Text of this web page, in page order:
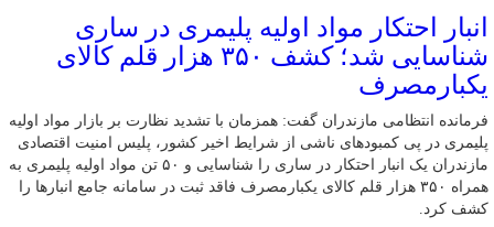
انبار احتکار مواد اولیه پلیمری در ساری
شناسایی شد؛ کشف ۳۵۰ هزار قلم کالای
یکبارمصرف
فرمانده انتظامی مازندران گفت: همزمان با تشدید نظارت بر بازار مواد اولیه
پلیمری در پی کمبودهای ناشی از شرایط اخیر کشور، پلیس امنیت اقتصادی
مازندران یک انبار احتکار در ساری را شناسایی و ۵۰ تن مواد اولیه پلیمری به
همراه ۳۵۰ هزار قلم کالای یکبارمصرف فاقد ثبت در سامانه جامع انبارها را
کشف کرد.